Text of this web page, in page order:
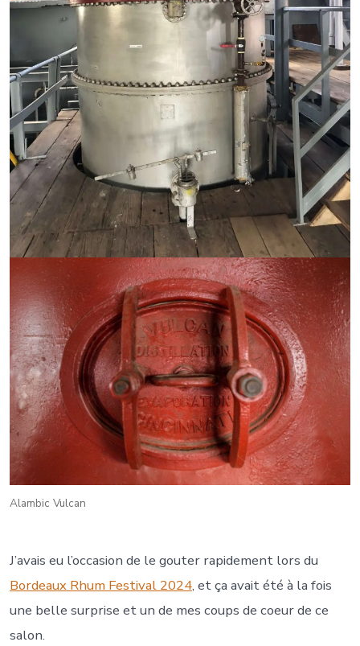
Alambic Vulcan
J’avais eu l’occasion de le gouter rapidement lors du
Bordeaux Rhum Festival 2024, et ça avait été à la fois
une belle surprise et un de mes coups de coeur de ce
salon.